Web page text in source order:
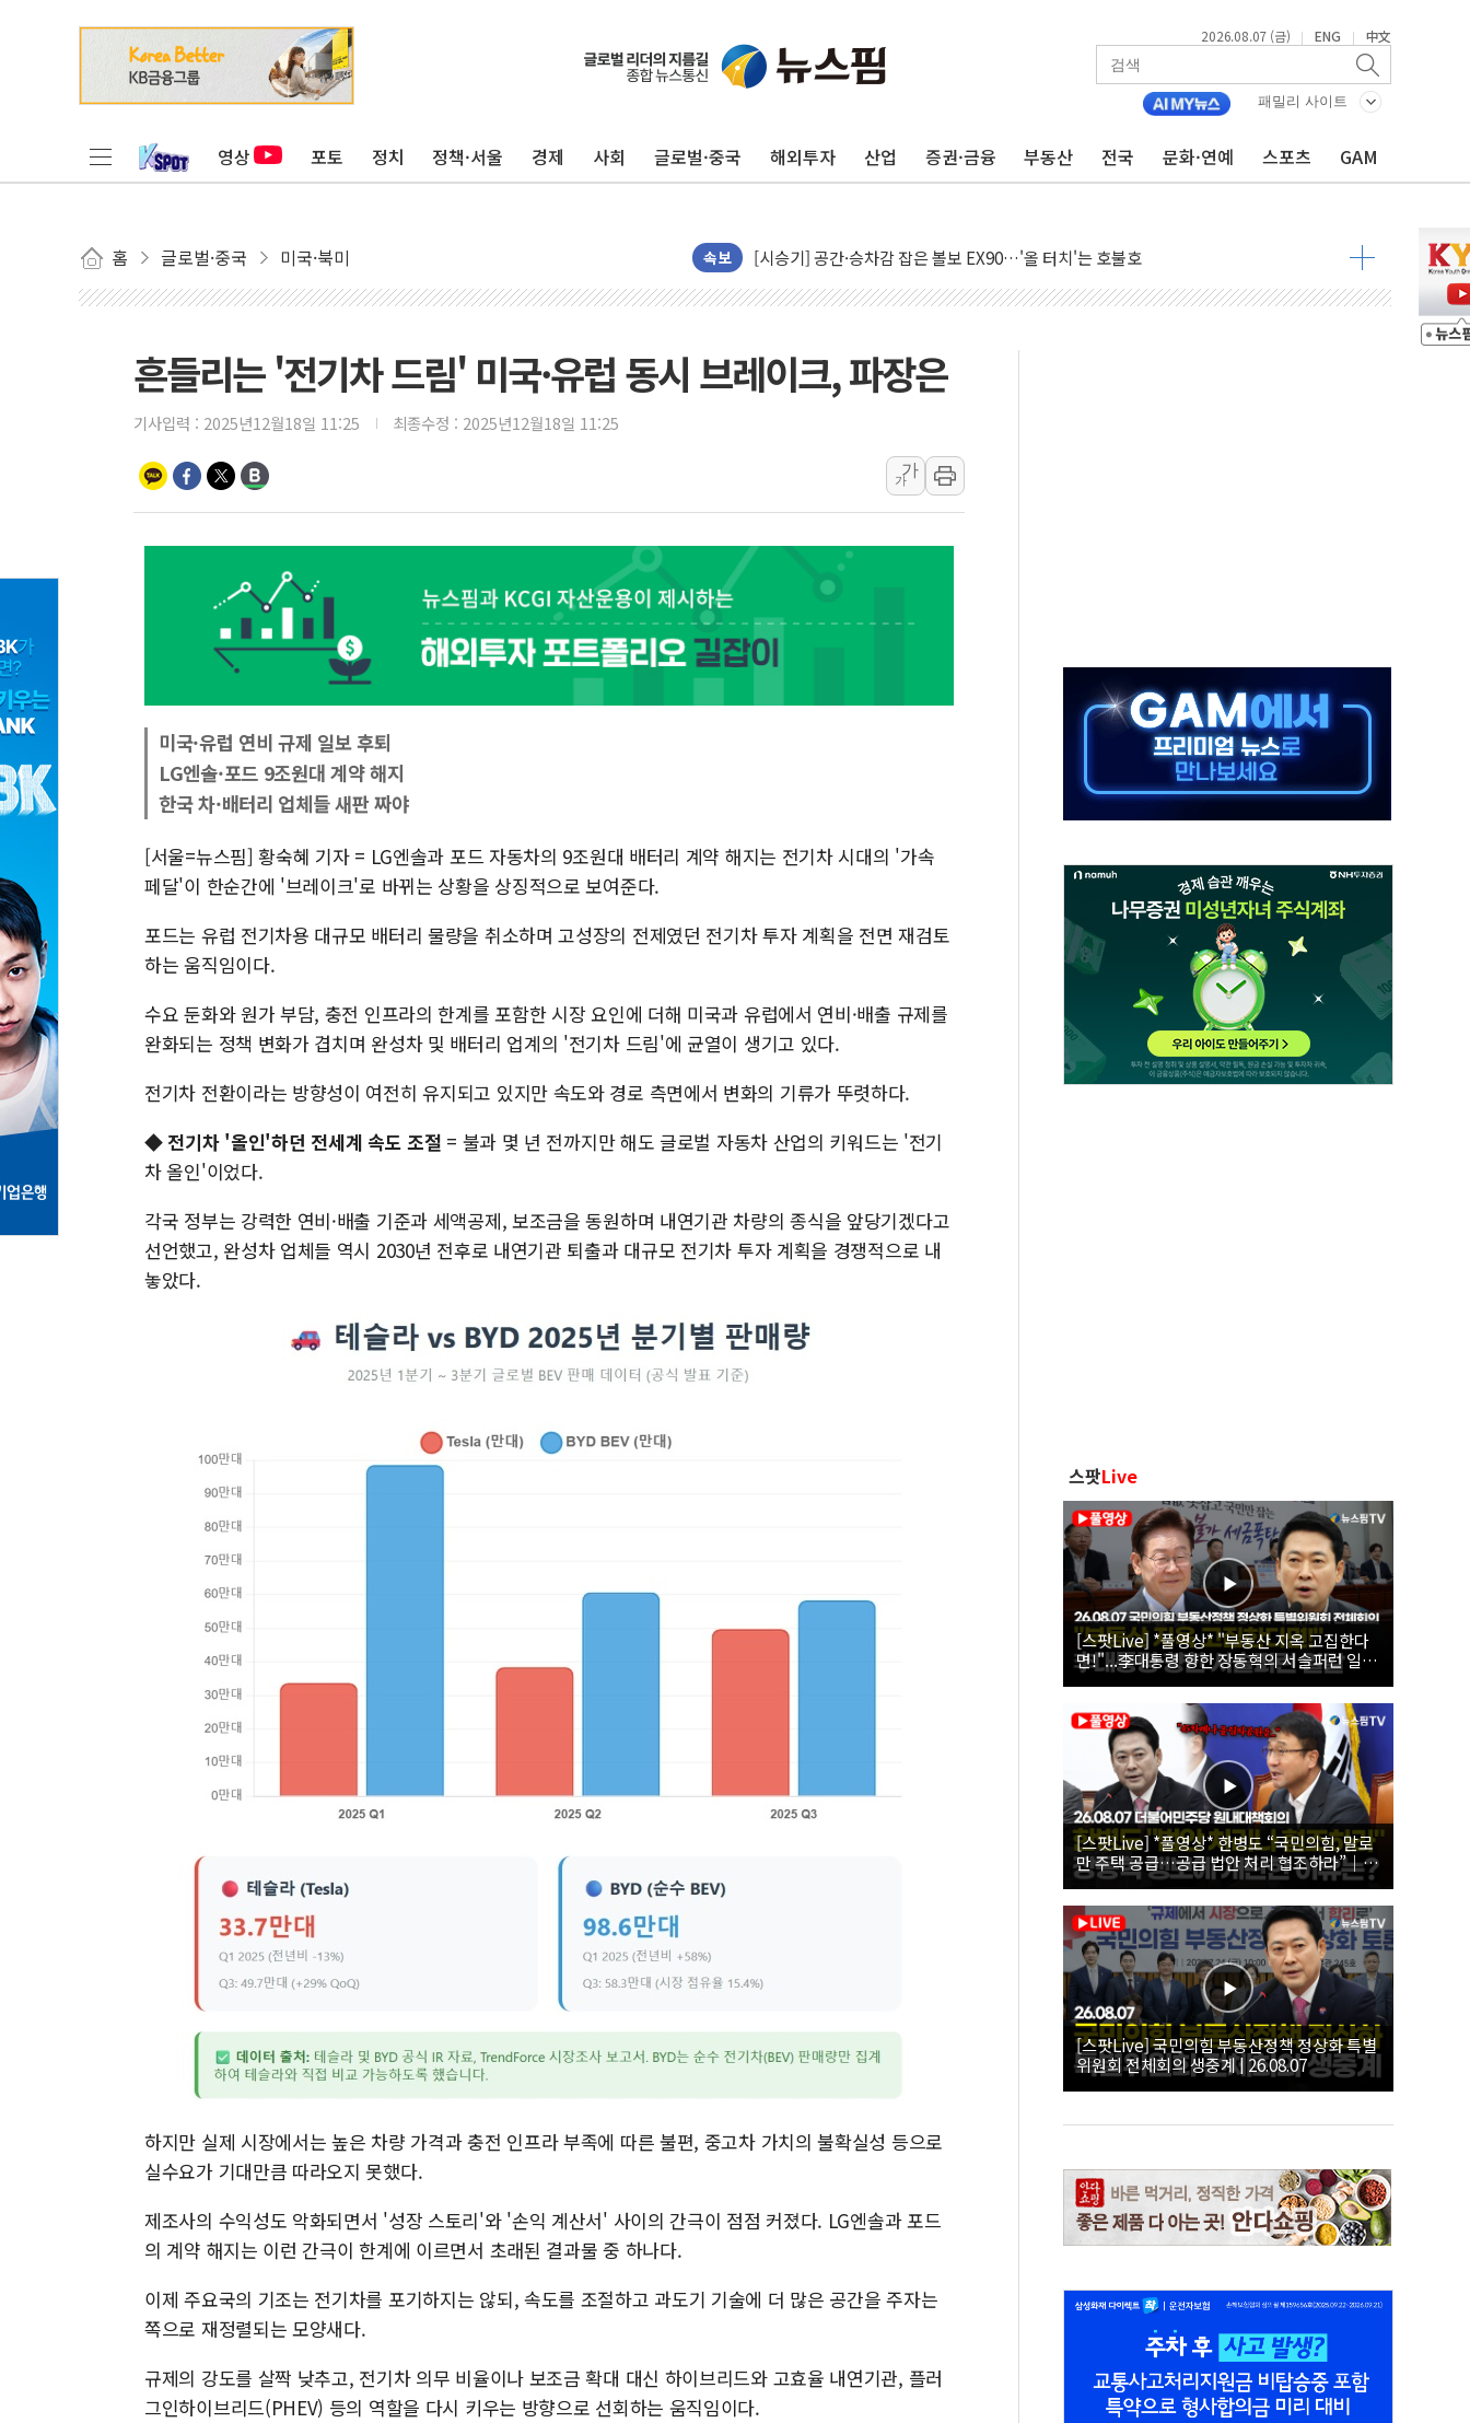
2026.08.07 (금) | ENG | 中文
패밀리 사이트
영상 포토 정치 정책·서울 경제 사회 글로벌·중국 해외투자 산업 증권·금융 부동산 전국 문화·연예 스포츠 GAM
홈 글로벌·중국 미국·북미 속보
국민의힘 윤리위, '부산 돌려차기 발언' 논란 서범수·진종오 징계절차 개시
전남광주 구례 산불 32분 만에 주불 진화...인명피해 없어
캠코, 5918억원 규모 압류재산 1506건 공매
가오픈한 홈플러스
돌아온 홈플러스
한미 법카 제보자 "신동국과 무관…자료는 전·현직 직원으로부터 확보"
라인게임즈, '콰이어트' 테스트 참가자 3만 명 돌파
네이버, AI 브리핑 도입 후 블로그 창작자 지원 규모 2배 확대
SKT, '8월 월간 럭키 페스타' 실시...휴대폰 결제 최대 6000원 할인
LG헬로비전 '헬로모바일', 교보문고 제휴 전자책 요금제 출시
KTis, 02-114로 카카오 T 택시 호출 서비스
해군1함대 '창설 80주년' 기념식...지역축제 '불금전파, 송정'과 상생
원주시, 첨단의료복합단지 지정 준비 본격화…'AI 데이터 기반 메디테크 혁신허브' 구상
삼척시, 무건리 이끼폭포 생태탐방로 출입 통제
흔들리는 '전기차 드림' 미국·유럽 동시 브레이크, 파장은
기사입력 : 2025년12월18일 11:25 최종수정 : 2025년12월18일 11:25
가
가
미국·유럽 연비 규제 일보 후퇴
LG엔솔·포드 9조원대 계약 해지
한국 차·배터리 업체들 새판 짜야
[서울=뉴스핌] 황숙혜 기자 = LG엔솔과 포드 자동차의 9조원대 배터리 계약 해지는 전기차 시대의 '가속
페달'이 한순간에 '브레이크'로 바뀌는 상황을 상징적으로 보여준다.
포드는 유럽 전기차용 대규모 배터리 물량을 취소하며 고성장의 전제였던 전기차 투자 계획을 전면 재검토
하는 움직임이다.
수요 둔화와 원가 부담, 충전 인프라의 한계를 포함한 시장 요인에 더해 미국과 유럽에서 연비·배출 규제를
완화되는 정책 변화가 겹치며 완성차 및 배터리 업계의 '전기차 드림'에 균열이 생기고 있다.
전기차 전환이라는 방향성이 여전히 유지되고 있지만 속도와 경로 측면에서 변화의 기류가 뚜렷하다.
◆전기차 '올인'하던 전세계 속도 조절 = 불과 몇 년 전까지만 해도 글로벌 자동차 산업의 키워드는 '전기
차 올인'이었다.
각국 정부는 강력한 연비·배출 기준과 세액공제, 보조금을 동원하며 내연기관 차량의 종식을 앞당기겠다고
선언했고, 완성차 업체들 역시 2030년 전후로 내연기관 퇴출과 대규모 전기차 투자 계획을 경쟁적으로 내
놓았다.
하지만 실제 시장에서는 높은 차량 가격과 충전 인프라 부족에 따른 불편, 중고차 가치의 불확실성 등으로
실수요가 기대만큼 따라오지 못했다.
제조사의 수익성도 악화되면서 '성장 스토리'와 '손익 계산서' 사이의 간극이 점점 커졌다. LG엔솔과 포드
의 계약 해지는 이런 간극이 한계에 이르면서 초래된 결과물 중 하나다.
이제 주요국의 기조는 전기차를 포기하지는 않되, 속도를 조절하고 과도기 기술에 더 많은 공간을 주자는
쪽으로 재정렬되는 모양새다.
규제의 강도를 살짝 낮추고, 전기차 의무 비율이나 보조금 확대 대신 하이브리드와 고효율 내연기관, 플러
그인하이브리드(PHEV) 등의 역할을 다시 키우는 방향으로 선회하는 움직임이다.
스팟Live
[스팟Live] *풀영상* "부동산 지옥 고집한다
면!"...李대통령 향한 장동혁의 서슬퍼런 일갈
| 26.08.07 국민의힘 부동산정책 정상화 특별
위원회 전체회의
[스팟Live] *풀영상* 한병도 “국민의힘, 말로
만 주택 공급…공급 법안 처리 협조하라”｜
26.08.07 더불어민주당 원내대책회의
[스팟Live] 국민의힘 부동산정책 정상화 특별
위원회 전체회의 생중계 | 26.08.07